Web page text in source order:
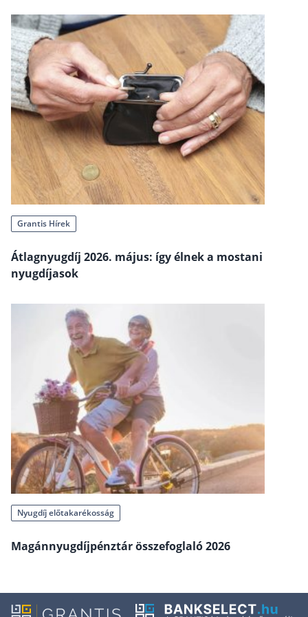
Blog
Befektetés
Állampapír
Legjobb befektetés
Részvény vásárlás
Befektetési alapok
TBSZ számla
ETF
Gyermek megtakarítás
Hitel
Szabad felhasználású hitel
Lakáshitel
Hitelkiváltás
Babaváró hitel
Vagyonbiztosítások
Kötelező biztosítás (KGFB)
Casco
Utasbiztosítás
Lakásbiztosítás: válaszok az 50 leggyakoribb
Grantis Hírek
Átlagnyugdíj 2026. május: így élnek a mostani
nyugdíjasok
Nyugdíj előtakarékosság
Magánnyugdíjpénztár összefoglaló 2026